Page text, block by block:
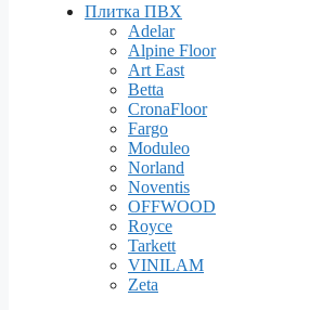
Плитка ПВХ
Adelar
Alpine Floor
Art East
Betta
CronaFloor
Fargo
Moduleo
Norland
Noventis
OFFWOOD
Royce
Tarkett
VINILAM
Zeta